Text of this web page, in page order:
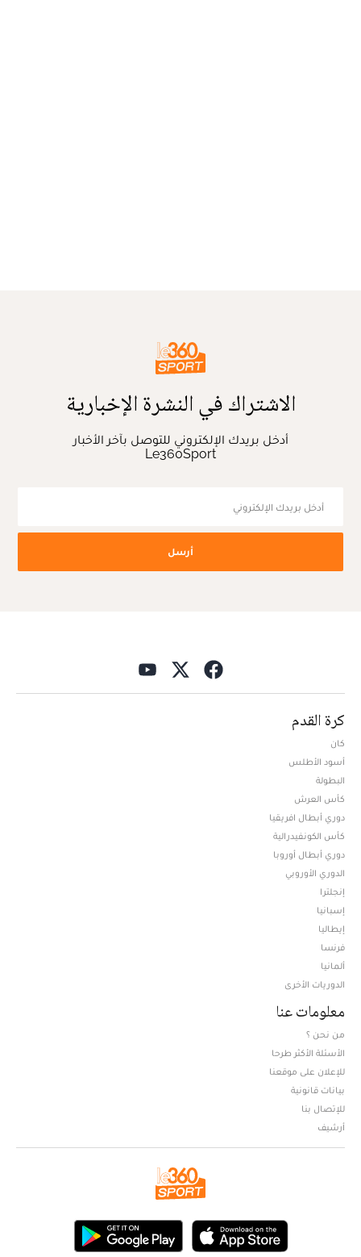
الاشتراك في النشرة الإخبارية
أدخل بريدك الإلكتروني للتوصل بآخر الأخبار
Le360Sport
أرسل
كرة القدم
كان
أسود الأطلس
البطولة
كأس العرش
دوري أبطال افريقيا
كأس الكونفيدرالية
دوري أبطال أوروبا
الدوري الأوروبي
إنجلترا
إسبانيا
إيطاليا
فرنسا
ألمانيا
الدوريات الأخرى
معلومات عنا
من نحن ؟
الأسئلة الأكثر طرحا
للإعلان على موقعنا
بيانات قانونية
للإتصال بنا
أرشيف